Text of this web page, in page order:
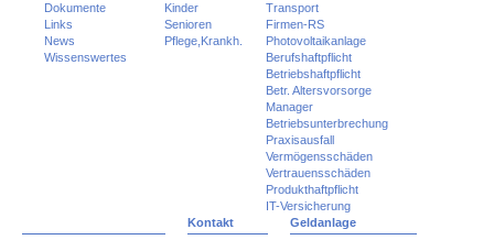
Dokumente
Links
News
Wissenswertes
Kinder
Senioren
Pflege,Krankh.
Transport
Firmen-RS
Photovoltaikanlage
Berufshaftpflicht
Betriebshaftpflicht
Betr. Altersvorsorge
Manager
Betriebsunterbrechung
Praxisausfall
Vermögensschäden
Vertrauensschäden
Produkthaftpflicht
IT-Versicherung
Kontakt Geldanlage